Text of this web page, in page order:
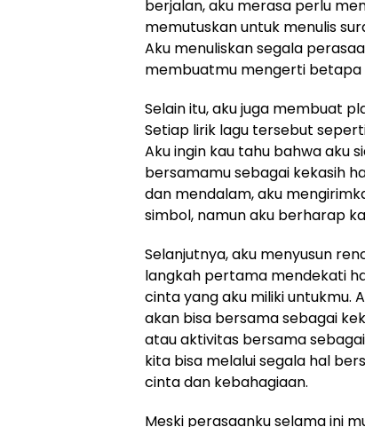
berjalan, aku merasa perlu
memutuskan untuk menulis
Aku menuliskan segala
membuatmu mengerti betapa
Selain itu, aku juga membuat
Setiap lirik lagu tersebut
Aku ingin kau tahu bahwa aku
bersamamu sebagai kekasih
dan mendalam, aku
simbol, namun aku berharap
Selanjutnya, aku menyusun
langkah pertama mendekati
cinta yang aku miliki untukmu.
akan bisa bersama sebagai
atau aktivitas bersama
kita bisa melalui segala hal
cinta dan kebahagiaan.
Meski perasaanku selama ini